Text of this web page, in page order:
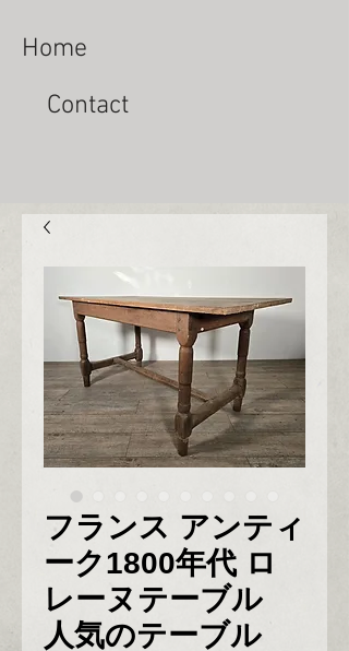
Home
Contact
フランス アンティ
ーク1800年代 ロ
レーヌテーブル
人気のテーブル